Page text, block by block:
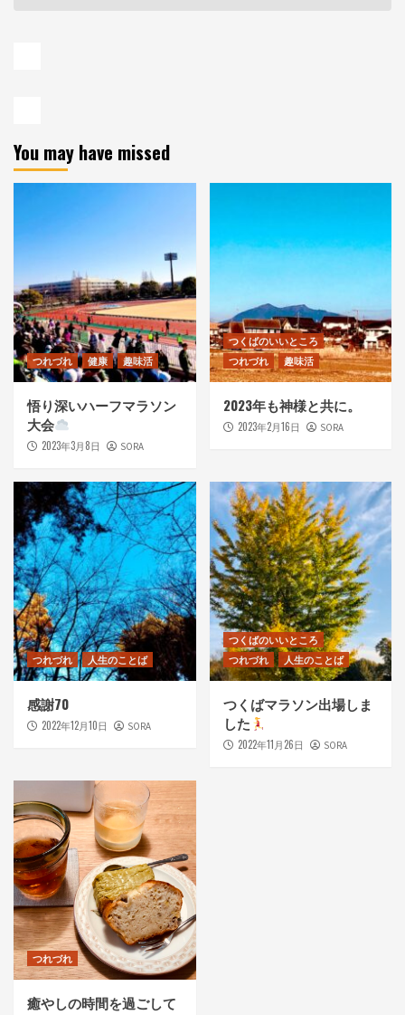
You may have missed
つれづれ 健康 趣味活
悟り深いハーフマラソン
大会
2023年3月8日 SORA
つくばのいいところ
つれづれ
趣味活
2023年も神様と共に。
2023年2月16日 SORA
つれづれ 人生のことば
感謝70
2022年12月10日 SORA
つくばのいいところ
つれづれ
人生のことば
つくばマラソン出場しま
した
2022年11月26日 SORA
つれづれ
癒やしの時間を過ごして